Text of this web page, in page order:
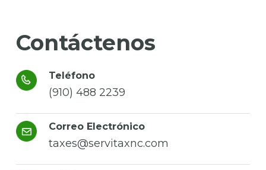
Contáctenos
Teléfono
(910) 488 2239
Correo Electrónico
taxes@servitaxnc.com